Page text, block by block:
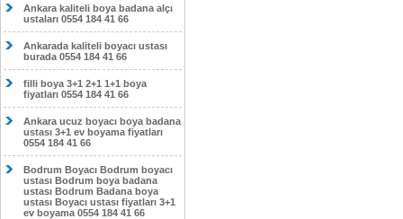
Ankara kaliteli boya badana alçı
ustaları 0554 184 41 66
Ankarada kaliteli boyacı ustası
burada 0554 184 41 66
filli boya 3+1 2+1 1+1 boya
fiyatları 0554 184 41 66
Ankara ucuz boyacı boya badana
ustası 3+1 ev boyama fiyatları
0554 184 41 66
Bodrum Boyacı Bodrum boyacı
ustası Bodrum boya badana
ustası Bodrum Badana boya
ustası Boyacı ustası fiyatları 3+1
ev boyama 0554 184 41 66